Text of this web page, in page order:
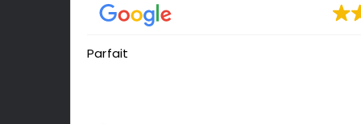
Parfait